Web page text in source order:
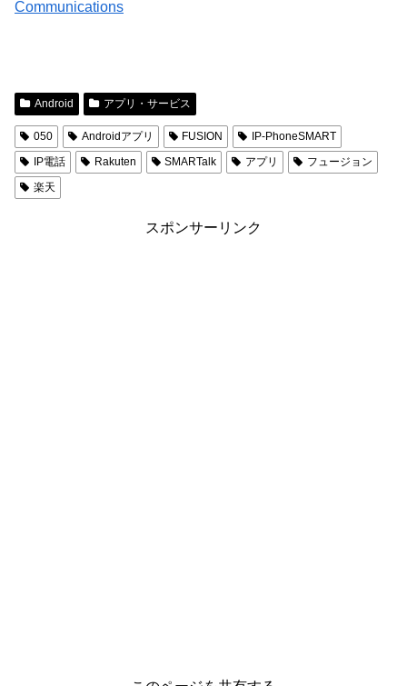
Communications
Android アプリ・サービス
050 Androidアプリ FUSION
IP-PhoneSMART
IP電話
Rakuten SMARTalk アプリ
フュージョン
楽天
スポンサーリンク